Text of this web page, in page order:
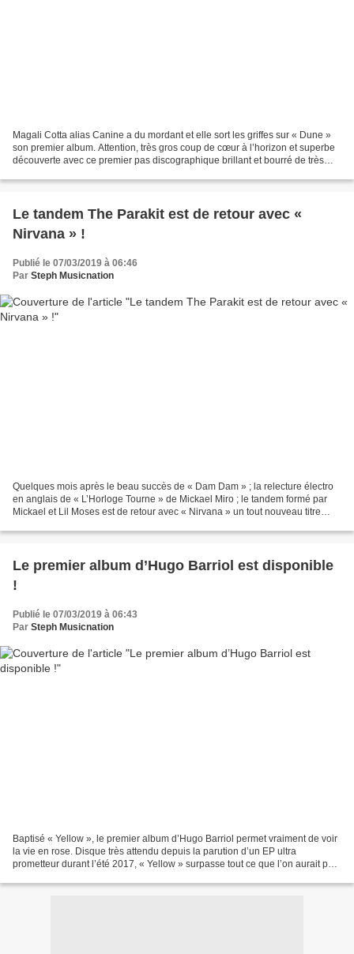
Magali Cotta alias Canine a du mordant et elle sort les griffes sur « Dune »
son premier album. Attention, très gros coup de cœur à l’horizon et superbe
découverte avec ce premier pas discographique brillant et bourré de très
Le tandem The Parakit est de retour avec «
Nirvana » !
Publié le 07/03/2019 à 06:46
Par Steph Musicnation
Quelques mois après le beau succès de « Dam Dam » ; la relecture électro
en anglais de « L’Horloge Tourne » de Mickael Miro ; le tandem formé par
Mickael et Lil Moses est de retour avec « Nirvana » un tout nouveau titre
Le premier album d’Hugo Barriol est disponible
!
Publié le 07/03/2019 à 06:43
Par Steph Musicnation
Baptisé « Yellow », le premier album d’Hugo Barriol permet vraiment de voir
la vie en rose. Disque très attendu depuis la parution d’un EP ultra
prometteur durant l’été 2017, « Yellow » surpasse tout ce que l’on aurait pu